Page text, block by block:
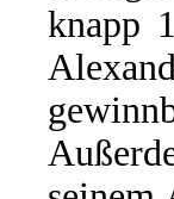
knapp